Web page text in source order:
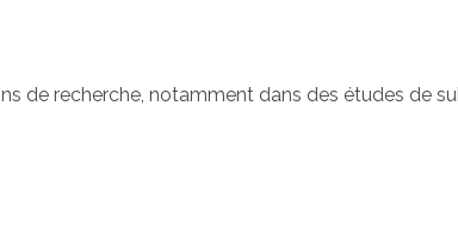
de recherche, notamment dans des études de